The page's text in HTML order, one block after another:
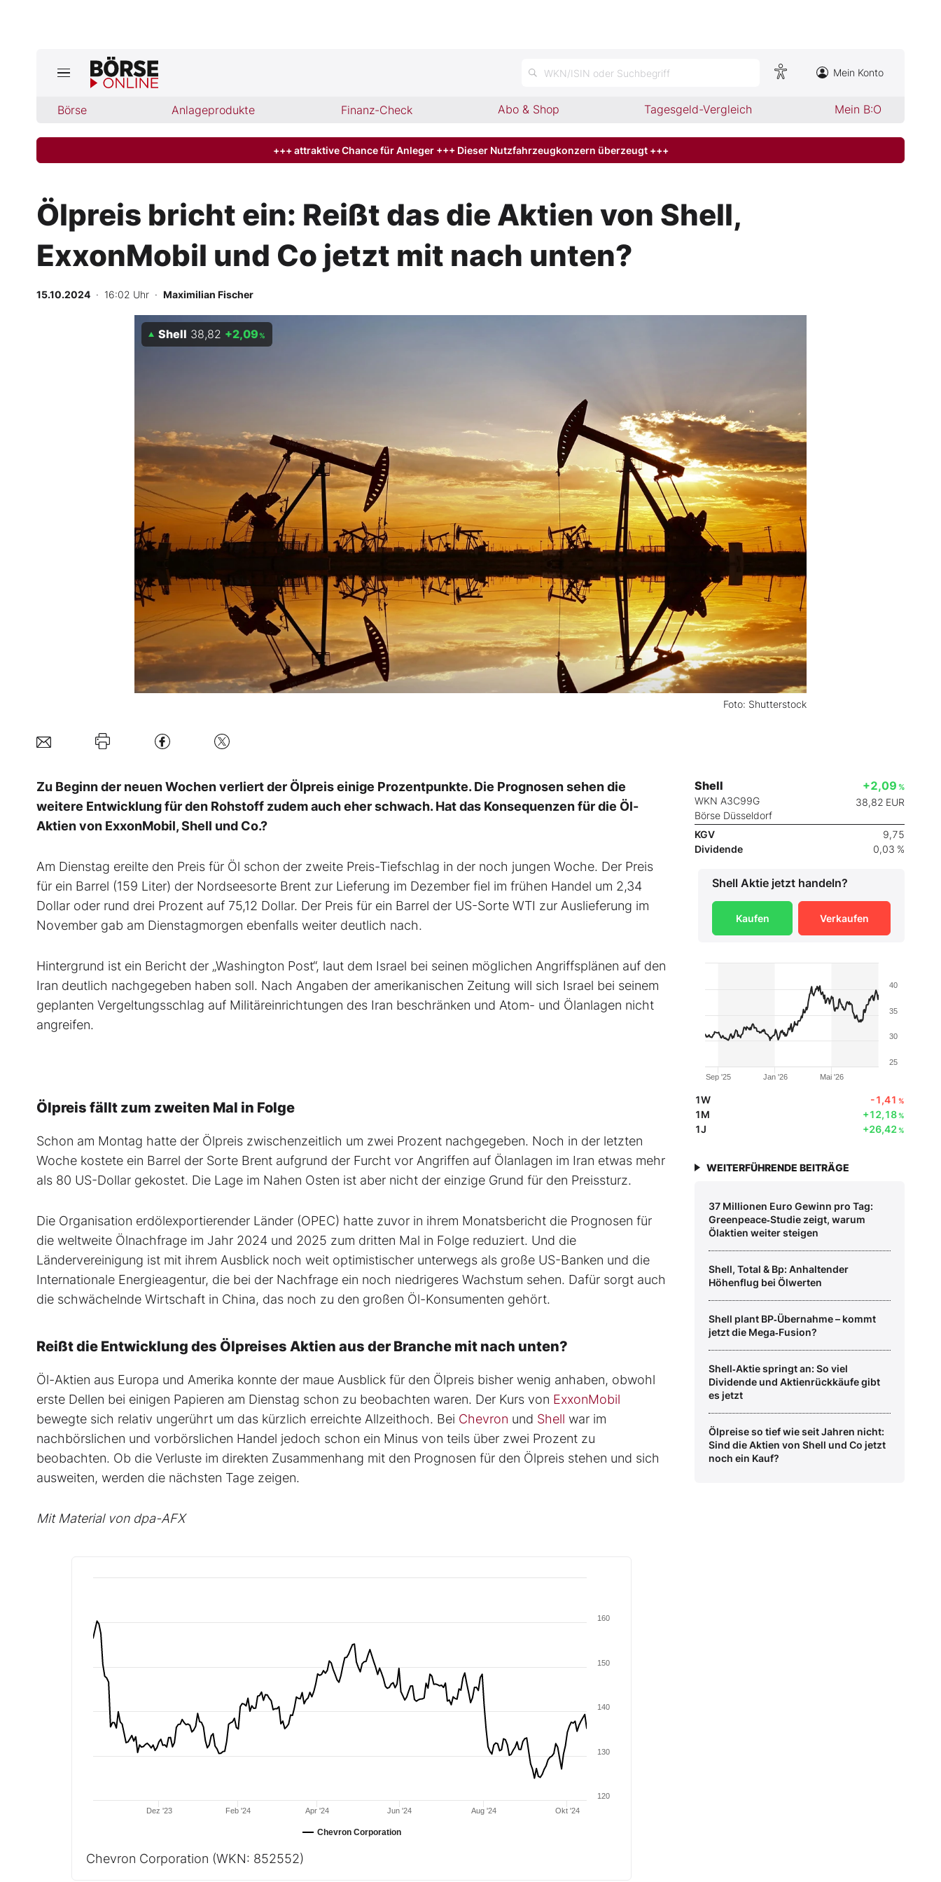
WKN/ISIN oder Suchbegriff Mein Konto
Börse Anlageprodukte Finanz-Check Abo & Shop Tagesgeld-Vergleich Mein B:O
Jetzt aktuelle Ausgabe BÖRSE ONLINE lesen
Finanz-Check
Abo & Shop
BO-Musterdepots
Experten
Folgen Sie uns
+++ attraktive Chance für Anleger +++ Dieser Nutzfahrzeugkonzern überzeugt +++
Ölpreis bricht ein: Reißt das die Aktien von Shell,
ExxonMobil und Co jetzt mit nach unten?
15.10.2024 · 16:02 Uhr · Maximilian Fischer
Foto: Shutterstock
Shell 38,82 +2,09 %
Zu Beginn der neuen Wochen verliert der Ölpreis einige Prozentpunkte. Die Prognosen sehen die
weitere Entwicklung für den Rohstoff zudem auch eher schwach. Hat das Konsequenzen für die Öl-
Aktien von ExxonMobil, Shell und Co.?
Am Dienstag ereilte den Preis für Öl schon der zweite Preis-Tiefschlag in der noch jungen Woche. Der Preis
für ein Barrel (159 Liter) der Nordseesorte Brent zur Lieferung im Dezember fiel im frühen Handel um 2,34
Dollar oder rund drei Prozent auf 75,12 Dollar. Der Preis für ein Barrel der US-Sorte WTI zur Auslieferung im
November gab am Dienstagmorgen ebenfalls weiter deutlich nach.
Hintergrund ist ein Bericht der „Washington Post“, laut dem Israel bei seinen möglichen Angriffsplänen auf den
Iran deutlich nachgegeben haben soll. Nach Angaben der amerikanischen Zeitung will sich Israel bei seinem
geplanten Vergeltungsschlag auf Militäreinrichtungen des Iran beschränken und Atom- und Ölanlagen nicht
angreifen.
Ölpreis fällt zum zweiten Mal in Folge
Schon am Montag hatte der Ölpreis zwischenzeitlich um zwei Prozent nachgegeben. Noch in der letzten
Woche kostete ein Barrel der Sorte Brent aufgrund der Furcht vor Angriffen auf Ölanlagen im Iran etwas mehr
als 80 US-Dollar gekostet. Die Lage im Nahen Osten ist aber nicht der einzige Grund für den Preissturz.
Die Organisation erdölexportierender Länder (OPEC) hatte zuvor in ihrem Monatsbericht die Prognosen für
die weltweite Ölnachfrage im Jahr 2024 und 2025 zum dritten Mal in Folge reduziert. Und die
Ländervereinigung ist mit ihrem Ausblick noch weit optimistischer unterwegs als große US-Banken und die
Internationale Energieagentur, die bei der Nachfrage ein noch niedrigeres Wachstum sehen. Dafür sorgt auch
die schwächelnde Wirtschaft in China, das noch zu den großen Öl-Konsumenten gehört.
Reißt die Entwicklung des Ölpreises Aktien aus der Branche mit nach unten?
Öl-Aktien aus Europa und Amerika konnte der maue Ausblick für den Ölpreis bisher wenig anhaben, obwohl
erste Dellen bei einigen Papieren am Dienstag schon zu beobachten waren. Der Kurs von ExxonMobil
bewegte sich relativ ungerührt um das kürzlich erreichte Allzeithoch. Bei Chevron und Shell war im
nachbörslichen und vorbörslichen Handel jedoch schon ein Minus von teils über zwei Prozent zu
beobachten. Ob die Verluste im direkten Zusammenhang mit den Prognosen für den Ölpreis stehen und sich
ausweiten, werden die nächsten Tage zeigen.
Mit Material von dpa-AFX
Chevron Corporation
Dez '23 Feb '24 Apr '24 Jun '24 Aug '24 Okt '24
120
130
140
150
160
Chevron Corporation (WKN: 852552)
Shell
WKN A3C99G
Börse Düsseldorf
+2,09 %
38,82 EUR
KGV
9,75
Dividende
0,03 %
Shell Aktie jetzt handeln?
Kaufen Verkaufen
Jan '26
Sep '25 Mai '26
25
30
35
40
1W -1,41 %
1M +12,18%
1J +26,42%
WEITERFÜHRENDE BEITRÄGE
37 Millionen Euro Gewinn pro Tag:
Greenpeace‑Studie zeigt, warum
Ölaktien weiter steigen
Shell, Total & Bp: Anhaltender
Höhenflug bei Ölwerten
Shell plant BP‑Übernahme – kommt
jetzt die Mega‑Fusion?
Shell‑Aktie springt an: So viel
Dividende und Aktienrückkäufe gibt
es jetzt
Ölpreise so tief wie seit Jahren nicht:
Sind die Aktien von Shell und Co jetzt
noch ein Kauf?